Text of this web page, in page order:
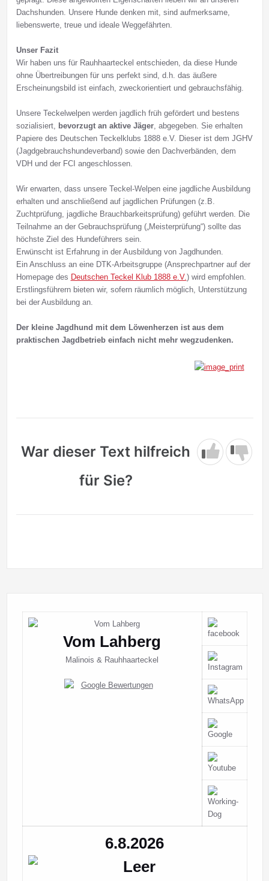
Dachshunden. Unsere Hunde denken mit, sind aufmerksame,
liebenswerte, treue und ideale Weggefährten.
Unser Fazit
Wir haben uns für Rauhhaarteckel entschieden, da diese Hunde
ohne Übertreibungen für uns perfekt sind, d.h. das äußere
Erscheinungsbild ist einfach, zweckorientiert und gebrauchsfähig.
Unsere Teckelwelpen werden jagdlich früh gefördert und bestens
sozialisiert, bevorzugt an aktive Jäger, abgegeben. Sie erhalten
Papiere des Deutschen Teckelklubs 1888 e.V. Dieser ist dem JGHV
(Jagdgebrauchshundeverband) sowie den Dachverbänden, dem
VDH und der FCI angeschlossen.
Wir erwarten, dass unsere Teckel-Welpen eine jagdliche Ausbildung
erhalten und anschließend auf jagdlichen Prüfungen (z.B.
Zuchtprüfung, jagdliche Brauchbarkeitsprüfung) geführt werden. Die
Teilnahme an der Gebrauchsprüfung („Meisterprüfung“) sollte das
höchste Ziel des Hundeführers sein.
Erwünscht ist Erfahrung in der Ausbildung von Jagdhunden.
Ein Anschluss an eine DTK-Arbeitsgruppe (Ansprechpartner auf der
Homepage des Deutschen Teckel Klub 1888 e.V.) wird empfohlen.
Erstlingsführern bieten wir, sofern räumlich möglich, Unterstützung
bei der Ausbildung an.
Der kleine Jagdhund mit dem Löwenherzen ist aus dem
praktischen Jagdbetrieb einfach nicht mehr wegzudenken.
War dieser Text hilfreich
für Sie?
Vom Lahberg
Malinois & Rauhhaarteckel
6.8.2026